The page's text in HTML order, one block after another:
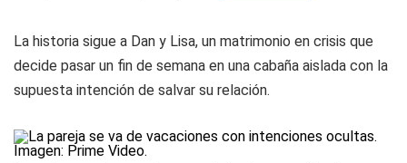
La historia sigue a Dan y Lisa, un matrimonio en crisis que
decide pasar un fin de semana en una cabaña aislada con la
supuesta intención de salvar su relación.